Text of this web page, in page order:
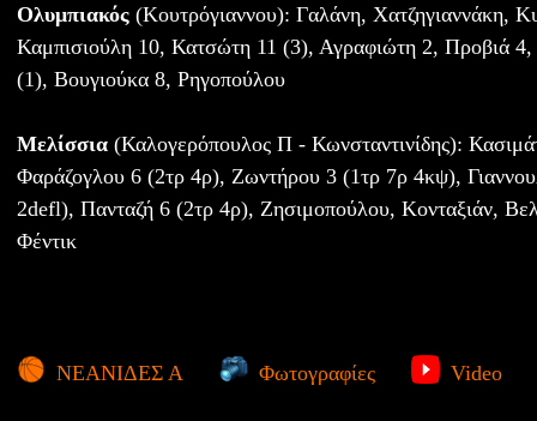
Ολυμπιακός (Κουτρόγιαννου): Γαλάνη, Χατζηγιαννάκη,
Καμπισιούλη 10, Κατσώτη 11 (3), Αγραφιώτη 2, Προβιά
(1), Βουγιούκα 8, Ρηγοπούλου
Μελίσσια (Καλογερόπουλος Π - Κωνσταντινίδης):
Φαράζογλου 6 (2τρ 4ρ), Ζωντήρου 3 (1τρ 7ρ 4κψ),
2defl), Πανταζή 6 (2τρ 4ρ), Ζησιμοπούλου, Κονταξιάν,
Φέντικ
ΝΕΑΝΙΔΕΣ Α Φωτογραφίες Video